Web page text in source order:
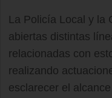
La Policía Local y la
abiertas distintas
relacionadas con
realizando
esclarecer el